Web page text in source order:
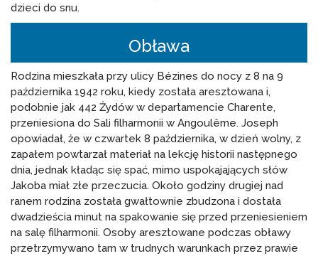
dzieci do snu.
Obława
Rodzina mieszkała przy ulicy Bézines do nocy z 8 na 9
października 1942 roku, kiedy została aresztowana i,
podobnie jak 442 Żydów w departamencie Charente,
przeniesiona do Sali filharmonii w Angoulême. Joseph
opowiadał, że w czwartek 8 października, w dzień wolny, z
zapałem powtarzał materiał na lekcję historii następnego
dnia, jednak kładąc się spać, mimo uspokajających słów
Jakoba miał złe przeczucia. Około godziny drugiej nad
ranem rodzina została gwałtownie zbudzona i dostała
dwadzieścia minut na spakowanie się przed przeniesieniem
na salę filharmonii. Osoby aresztowane podczas obławy
przetrzymywano tam w trudnych warunkach przez prawie